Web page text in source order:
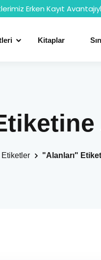
Erken Kayıt
Kitaplar
Etiketler "Alanları"